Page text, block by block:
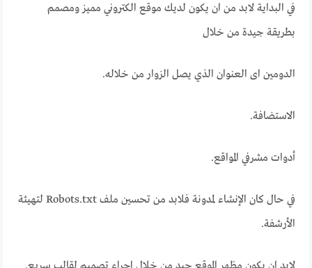
في البداية لابد من ان يكون لديك موقع الكتروني مميز ومصمم
بطريقة جيدة من خلال
الدومين اى العنوان الذي يصل الزوار من خلاله.
الاستضافة.
أدوات مشرفي المواقع.
في حال كان الإنشاء لمدونة فلابد من تحسين ملف Robots.txt لتهيئة
الأرشفة.